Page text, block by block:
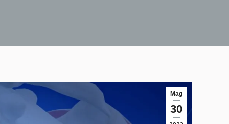
Mag
30